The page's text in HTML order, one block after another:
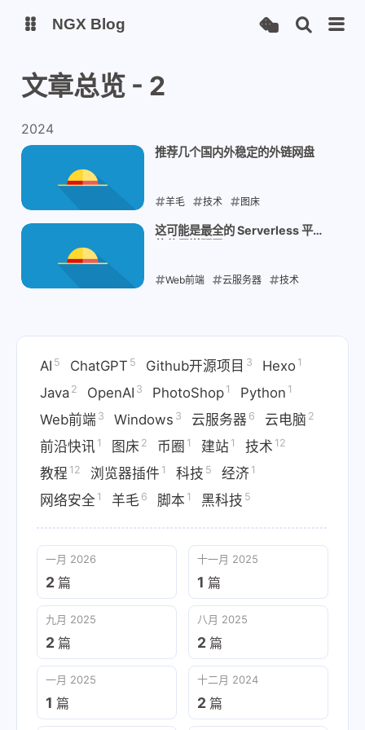
Status Qexo
备用链接
NGX Blog
文章总览 - 2
2024
推荐几个国内外稳定的外链网盘
羊毛 技术 图床
2024-09-08
这可能是最全的 Serverless 平台
Web前端 云服务器 技术
AI 5 ChatGPT 5 Github开源项目 3 Hexo 1
Java 2 OpenAI 3 PhotoShop 1 Python 1
Web前端 3 Windows 3 云服务器 6 云电脑 2
前沿快讯 1 图床 2 币圈 1 建站 1 技术 12
教程 12 浏览器插件 1 科技 5 经济 1
网络安全 1 羊毛 6 脚本 1 黑科技 5
一月 2026
2 篇
十一月 2025
1 篇
九月 2025
2 篇
八月 2025
2 篇
一月 2025
1 篇
十二月 2024
2 篇